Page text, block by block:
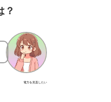
？
電力を見直したい